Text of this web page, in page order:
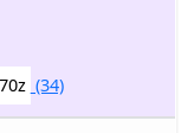
(34)